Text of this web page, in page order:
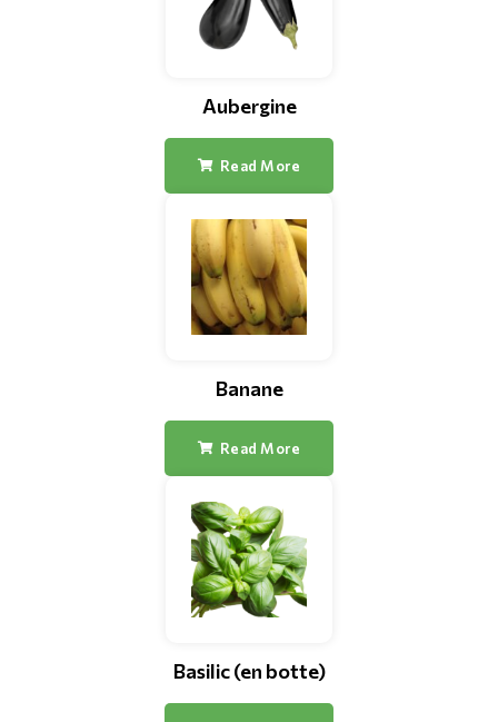
Aubergine
Read More
Banane
Read More
Basilic (en botte)